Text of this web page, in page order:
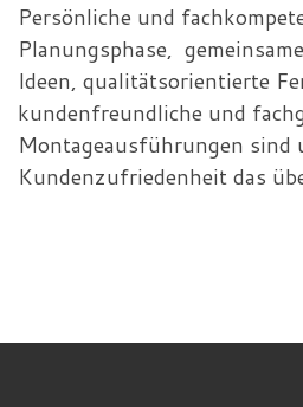
Persönliche und
Planungsphase,
Ideen, qualitätsorientierte
kundenfreundliche und
Montageausführungen sind
Kundenzufriedenheit das